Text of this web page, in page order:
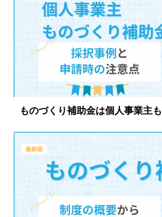
ものづくり補助金は個人事業主